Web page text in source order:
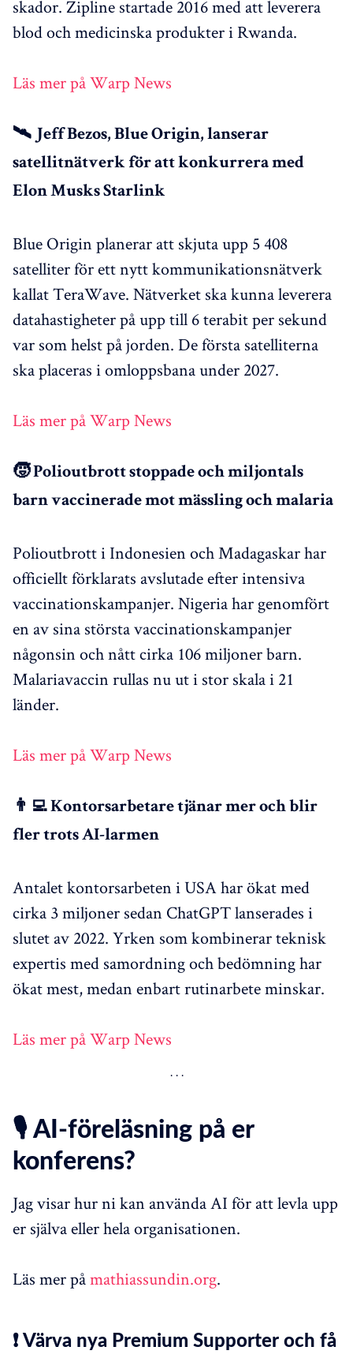
skador. Zipline startade 2016 med att leverera
blod och medicinska produkter i Rwanda.
Läs mer på Warp News
🛰️ Jeff Bezos, Blue Origin, lanserar
satellitnätverk för att konkurrera med
Elon Musks Starlink
Blue Origin planerar att skjuta upp 5 408
satelliter för ett nytt kommunikationsnätverk
kallat TeraWave. Nätverket ska kunna leverera
datahastigheter på upp till 6 terabit per sekund
var som helst på jorden. De första satelliterna
ska placeras i omloppsbana under 2027.
Läs mer på Warp News
🧒 Polioutbrott stoppade och miljontals
barn vaccinerade mot mässling och malaria
Polioutbrott i Indonesien och Madagaskar har
officiellt förklarats avslutade efter intensiva
vaccinationskampanjer. Nigeria har genomfört
en av sina största vaccinationskampanjer
någonsin och nått cirka 106 miljoner barn.
Malariavaccin rullas nu ut i stor skala i 21
länder.
Läs mer på Warp News
👨‍💻 Kontorsarbetare tjänar mer och blir
fler trots AI-larmen
Antalet kontorsarbeten i USA har ökat med
cirka 3 miljoner sedan ChatGPT lanserades i
slutet av 2022. Yrken som kombinerar teknisk
expertis med samordning och bedömning har
ökat mest, medan enbart rutinarbete minskar.
Läs mer på Warp News
🎙️ AI-föreläsning på er
konferens?
Jag visar hur ni kan använda AI för att levla upp
er själva eller hela organisationen.
Läs mer påmathiassundin.org.
❗ Värva nya Premium Supporter och få